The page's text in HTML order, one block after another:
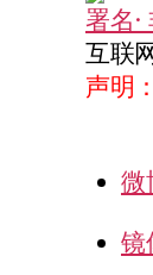
署名·
互联
声明
微
镜